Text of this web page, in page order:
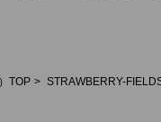
TOP STRAWBERRY-